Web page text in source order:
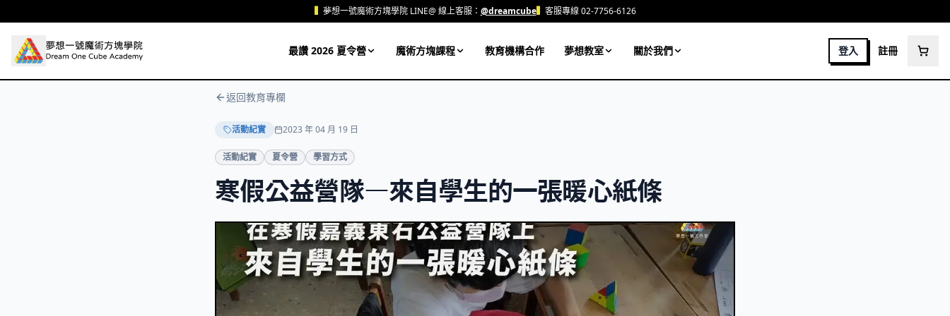
夢想一號魔術方塊學院 LINE@ 線上客服： @dreamcube▍ 客服專線 02-7756-6126
最讚 2026 夏令營 魔術方塊課程 教育機構合作 夢想教室 關於我們 登入 註冊
返回教育專欄
活動紀實 2023 年 04 月 19 日
活動紀實 夏令營 學習方式
寒假公益營隊—來自學生的一張暖心紙條